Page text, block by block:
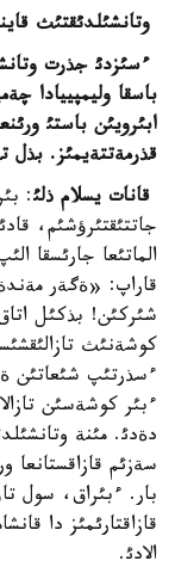
وتانشئلدئقتئث
ءسئزدئ جذرت
باسقا وليمپييادا
ابئرويئن باستئ
قذرمةتتةيمئز. بذل
قانات يسلام ذلئ:
جاتتئقتئرؤشئم،
الماتئعا جارئسقا
قاراپ: «ةگةر
شئركئن! بذكئل
كوشةنئث
ءسذرتئپ شئعاتئن
ءبئر كوشةسئن
دةدئ. مئنة
سةزئم قازاقستانعا
بار. ءبئراق، سول
قازاقتارئمئز دا
الادئ.